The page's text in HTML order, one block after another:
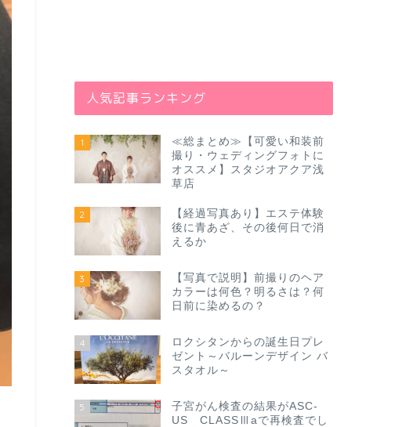
人気記事ランキング
1
≪総まとめ≫【可愛い和装前
撮り・ウェディングフォトに
オススメ】スタジオアクア浅
草店
2
【経過写真あり】エステ体験
後に青あざ、その後何日で消
えるか
3
【写真で説明】前撮りのヘア
カラーは何色？明るさは？何
日前に染めるの？
4
ロクシタンからの誕生日プレ
ゼント～バルーンデザイン バ
スタオル～
5
子宮がん検査の結果がASC-
US CLASSⅢaで再検査でし